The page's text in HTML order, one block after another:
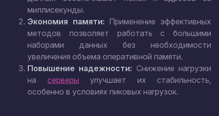
миллисекунды.
Экономия памяти: Применение эффективных
методов позволяет работать с большими
наборами данных без необходимости
увеличения объема оперативной памяти.
Повышение надежности: Снижение нагрузки
на серверы улучшает их стабильность,
особенно в условиях пиковых нагрузок.